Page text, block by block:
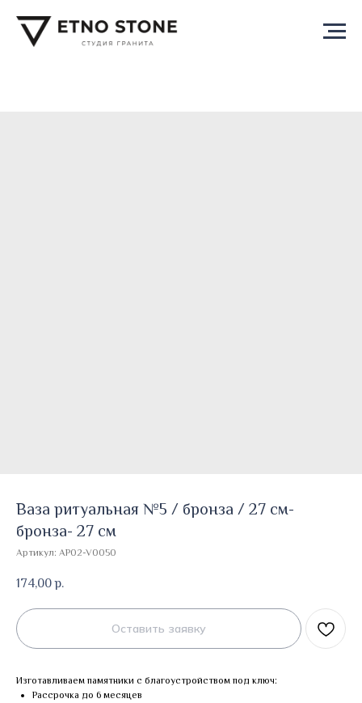
Ваза ритуальная №5 / бронза / 27 см-
бронза- 27 см
Артикул: AP02-V0050
174,00 р.
Оставить заявку
Изготавливаем памятники с благоустройством под ключ:
Рассрочка до 6 месяцев